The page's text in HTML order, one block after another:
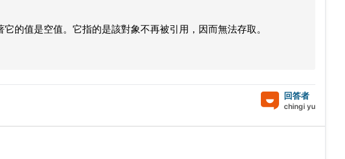
的值是空值。它指的是該對象不再被引用，因而無法存取。
回答者
chingi yu